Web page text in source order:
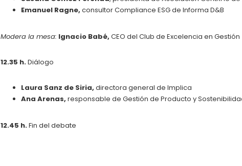
Emanuel Ragne,consultor Compliance ESG de Informa D&B
Modera la mesa: Ignacio Babé, CEO del Club de Excelencia en Gestión
12.35 h.Diálogo
Laura Sanz de Siria,directora general de Implica
Ana Arenas,responsable de Gestión de Producto y
12.45 h.Fin del debate